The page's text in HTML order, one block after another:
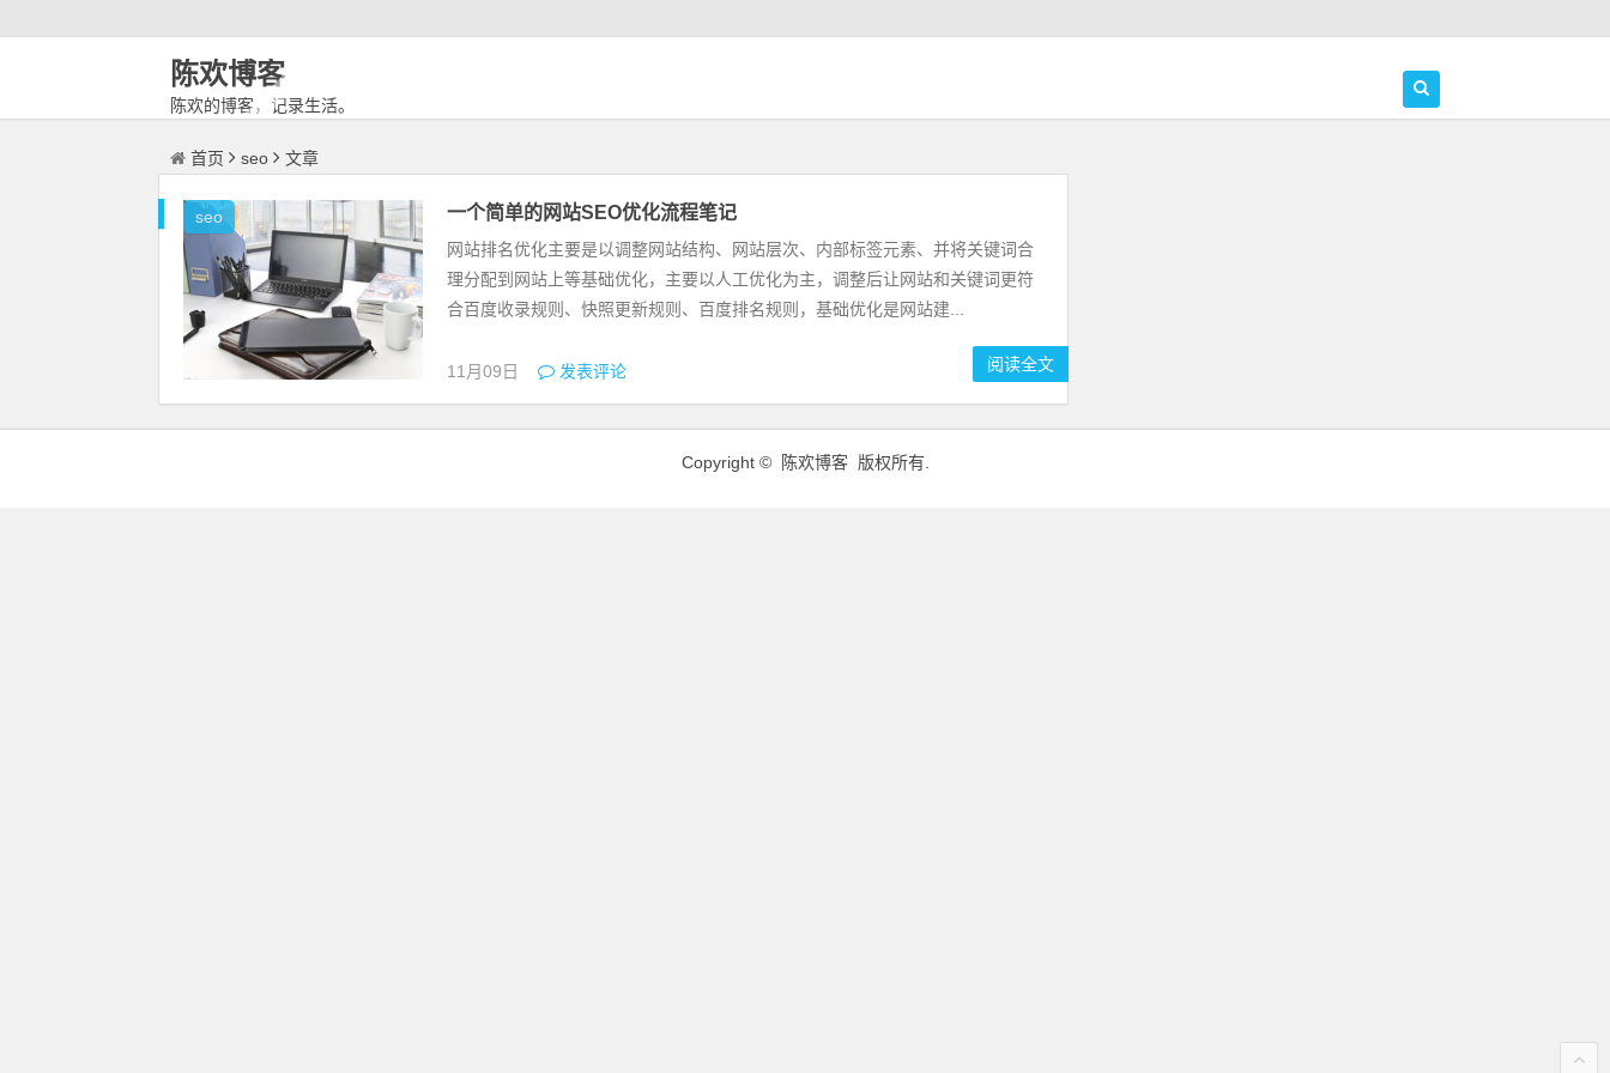
陈欢博客
陈欢的博客，记录生活。
首页 seo 文章
seo 一个简单的网站SEO优化流程笔记
网站排名优化主要是以调整网站结构、网站层次、内部标签元素、并将关键词合
理分配到网站上等基础优化，主要以人工优化为主，调整后让网站和关键词更符
合百度收录规则、快照更新规则、百度排名规则，基础优化是网站建...
11月09日 发表评论 阅读全文
Copyright © 陈欢博客 版权所有.